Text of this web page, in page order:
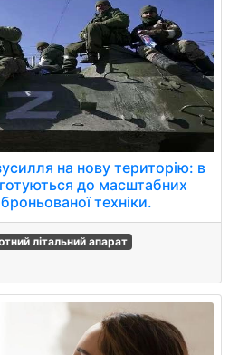
на нову територію: в
готуються до масштабних
техніки.
літальний апарат